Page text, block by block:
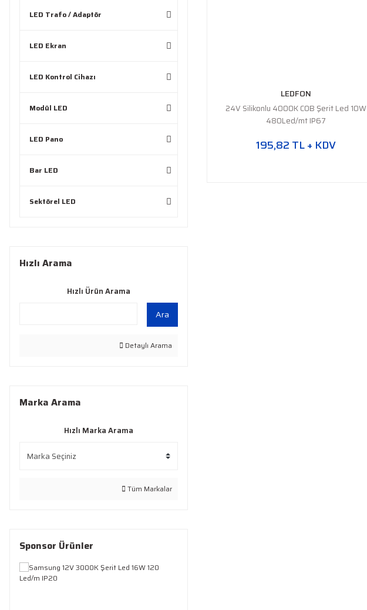
LED Trafo / Adaptör
LED Ekran
LED Kontrol Cihazı
Modül LED
LED Pano
Bar LED
Sektörel LED
Hızlı Arama
Hızlı Ürün Arama
Ara
Detaylı Arama
Marka Arama
Hızlı Marka Arama
Tüm Markalar
Sponsor Ürünler
LEDFON
24V Silikonlu 4000K COB Şerit Led 10W
480Led/mt IP67
195,82 TL + KDV